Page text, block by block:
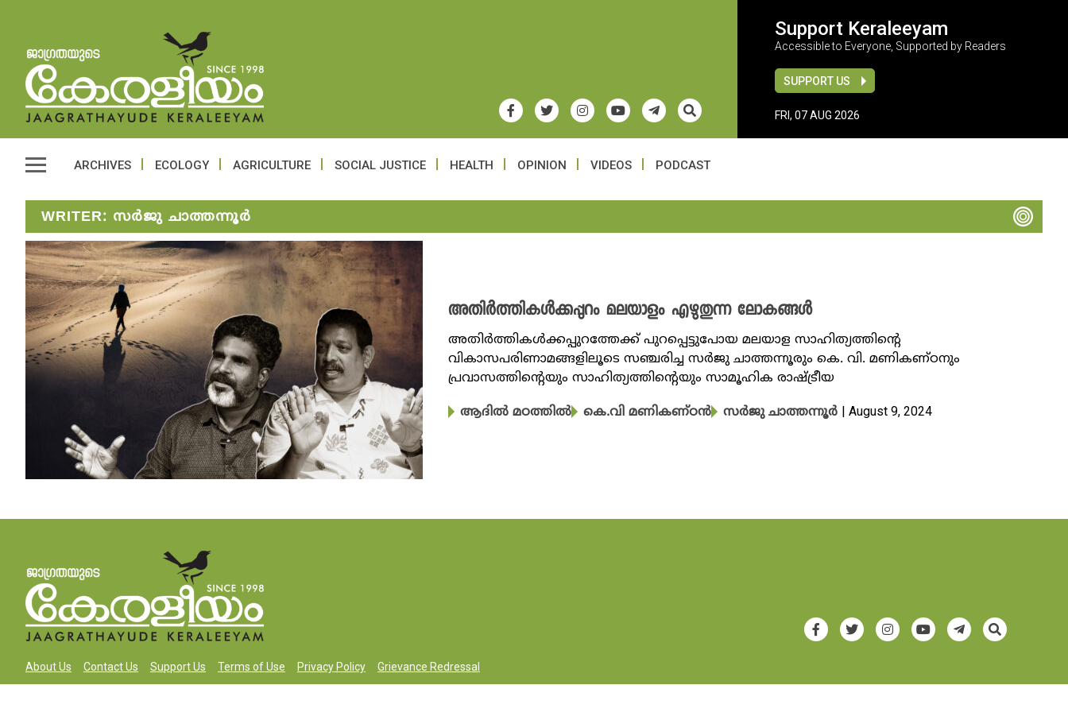
Support Keraleeyam
Accessible to Everyone, Supported by Readers
SUPPORT US
FRI, 07 AUG 2026
ARCHIVES ECOLOGY AGRICULTURE SOCIAL JUSTICE HEALTH OPINION VIDEOS PODCAST
WRITER: സർജു ചാത്തന്നൂർ
അതിർത്തികൾക്കപ്പുറം മലയാളം എഴുതുന്ന ലോകങ്ങൾ
അതിർത്തികൾക്കപ്പുറത്തേക്ക് പുറപ്പെട്ടുപോയ മലയാള സാഹിത്യത്തിന്റെ
വികാസപരിണാമങ്ങളിലൂടെ സഞ്ചരിച്ച സർജു ചാത്തന്നൂരും കെ. വി. മണികണ്ഠനും
പ്രവാസത്തിന്റെയും സാഹിത്യത്തിന്റെയും സാമൂഹിക രാഷ്ട്രീയ
ആദിൽ മഠത്തിൽ കെ.വി മണികണ്ഠൻ സർജു ചാത്തന്നൂർ | August 9, 2024
About Us Contact Us Support Us Terms of Use Privacy Policy Grievance Redressal